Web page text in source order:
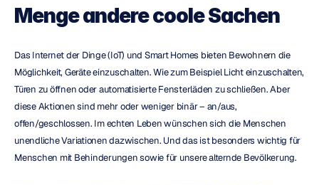
Menge andere coole Sachen
Das Internet der Dinge (IoT) und Smart Homes bieten Bewohnern die
Möglichkeit, Geräte einzuschalten. Wie zum Beispiel Licht einzuschalten,
Türen zu öffnen oder automatisierte Fensterläden zu schließen. Aber
diese Aktionen sind mehr oder weniger binär – an/aus,
offen/geschlossen. Im echten Leben wünschen sich die Menschen
unendliche Variationen dazwischen. Und das ist besonders wichtig für
Menschen mit Behinderungen sowie für unsere alternde Bevölkerung.